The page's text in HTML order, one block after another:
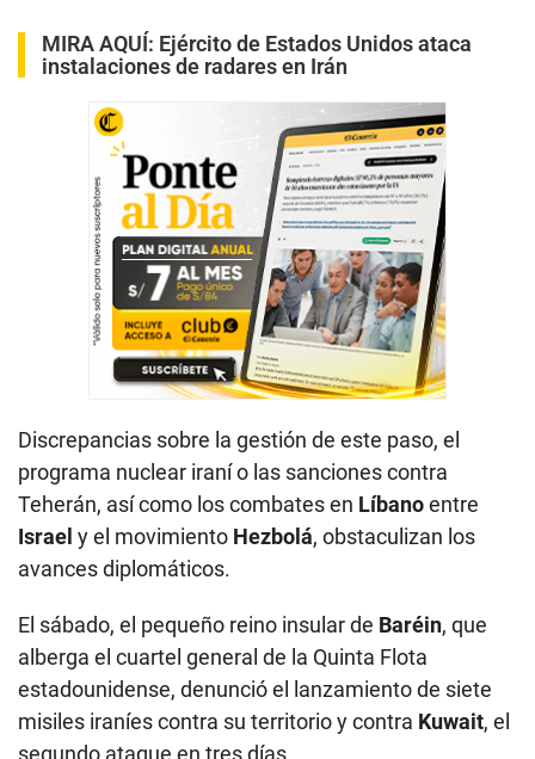
MIRA AQUÍ: Ejército de Estados Unidos ataca
instalaciones de radares en Irán
Discrepancias sobre la gestión de este paso, el
programa nuclear iraní o las sanciones contra
Teherán, así como los combates en Líbanoentre
Israel y el movimiento Hezbolá, obstaculizan los
avances diplomáticos.
El sábado, el pequeño reino insular de Baréin, que
alberga el cuartel general de la Quinta Flota
estadounidense, denunció el lanzamiento de siete
misiles iraníes contra su territorio y contra Kuwait, el
segundo ataque en tres días.